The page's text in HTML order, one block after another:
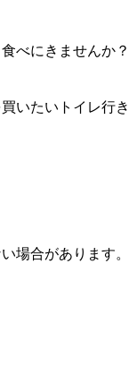
べにきませんか？
いたい トイレ行き
場合があります。